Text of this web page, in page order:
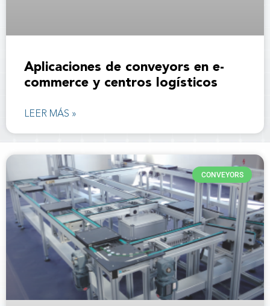
Aplicaciones de conveyors en e-
commerce y centros logísticos
LEER MÁS »
CONVEYORS